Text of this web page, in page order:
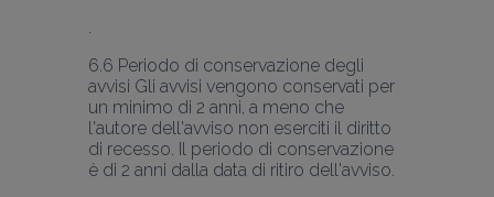
6.6 Periodo di conservazione degli
avvisi Gli avvisi vengono conservati per
un minimo di 2 anni, a meno che
l'autore dell'avviso non eserciti il diritto
di recesso. Il periodo di conservazione